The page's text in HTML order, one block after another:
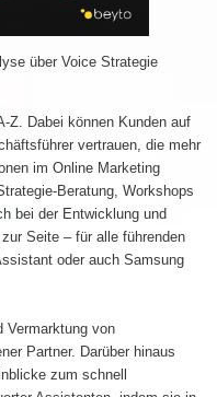
über Voice Strategie
Z. Dabei können Kunden auf
vertrauen, die mehr
im Online Marketing
Beratung, Workshops
bei der Entwicklung und
Seite – für alle führenden
oder auch Samsung
Vermarktung von
Partner. Darüber hinaus
zum schnell